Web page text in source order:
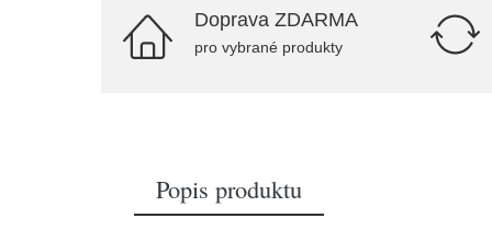
Doprava ZDARMA
pro vybrané produkty
Popis produktu